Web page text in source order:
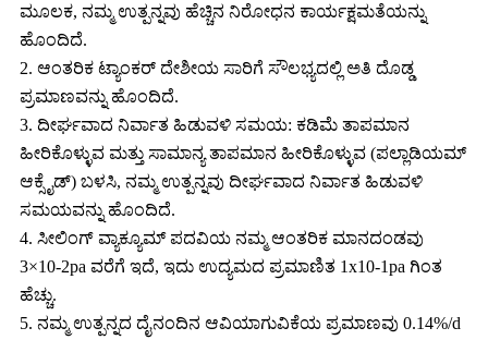
ಮೂಲಕ, ನಮ್ಮ ಉತ್ಪನ್ನವು ಹೆಚ್ಚಿನ ನಿರೋಧನ ಕಾರ್ಯಕ್ಷಮತೆಯನ್ನು
ಹೊಂದಿದೆ.
2. ಆಂತರಿಕ ಟ್ಯಾಂಕರ್ ದೇಶೀಯ ಸಾರಿಗೆ ಸೌಲಭ್ಯದಲ್ಲಿ ಅತಿ ದೊಡ್ಡ
ಪ್ರಮಾಣವನ್ನು ಹೊಂದಿದೆ.
3. ದೀರ್ಘವಾದ ನಿರ್ವಾತ ಹಿಡುವಳಿ ಸಮಯ: ಕಡಿಮೆ ತಾಪಮಾನ
ಹೀರಿಕೊಳ್ಳುವ ಮತ್ತು ಸಾಮಾನ್ಯ ತಾಪಮಾನ ಹೀರಿಕೊಳ್ಳುವ (ಪಲ್ಲಾಡಿಯಮ್
ಆಕ್ಸೈಡ್) ಬಳಸಿ, ನಮ್ಮ ಉತ್ಪನ್ನವು ದೀರ್ಘವಾದ ನಿರ್ವಾತ ಹಿಡುವಳಿ
ಸಮಯವನ್ನು ಹೊಂದಿದೆ.
4. ಸೀಲಿಂಗ್ ವ್ಯಾಕ್ಯೂಮ್ ಪದವಿಯ ನಮ್ಮ ಆಂತರಿಕ ಮಾನದಂಡವು
3×10-2pa ವರೆಗೆ ಇದೆ, ಇದು ಉದ್ಯಮದ ಪ್ರಮಾಣಿತ 1x10-1pa ಗಿಂತ
ಹೆಚ್ಚು.
5. ನಮ್ಮ ಉತ್ಪನ್ನದ ದೈನಂದಿನ ಆವಿಯಾಗುವಿಕೆಯ ಪ್ರಮಾಣವು 0.14%/d